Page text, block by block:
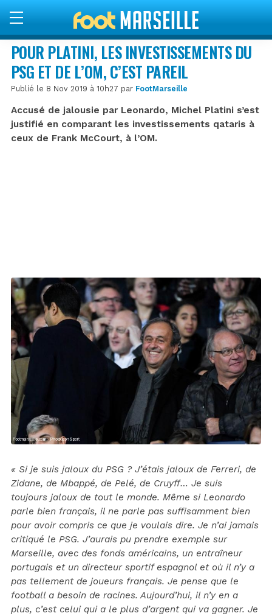
POUR PLATINI, LES INVESTISSEMENTS DU
PSG ET DE L’OM, C’EST PAREIL
Publié le 8 Nov 2019 à 10h27 par FootMarseille
Accusé de jalousie par Leonardo, Michel Platini s’est
justifié en comparant les investissements qataris à
ceux de Frank McCourt, à l’OM.
« Si je suis jaloux du PSG ? J’étais jaloux de Ferreri, de
Zidane, de Mbappé, de Pelé, de Cruyff… Je suis
toujours jaloux de tout le monde. Même si Leonardo
parle bien français, il ne parle pas suffisamment bien
pour avoir compris ce que je voulais dire. Je n’ai jamais
critiqué le PSG. J’aurais pu prendre exemple sur
Marseille, avec des fonds américains, un entraîneur
portugais et un directeur sportif espagnol et où il n’y a
pas tellement de joueurs français. Je pense que le
football a besoin de racines. Aujourd’hui, il n’y en a
plus, c’est celui qui a le plus d’argent qui va gagner. Je